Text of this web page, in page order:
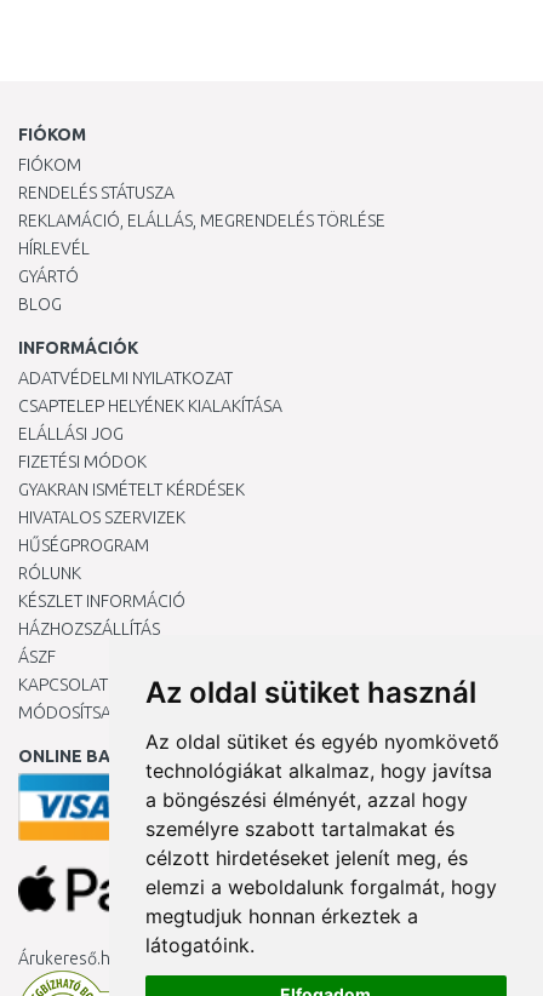
Az oldal sütiket használ
Az oldal sütiket és egyéb nyomkövető
technológiákat alkalmaz, hogy javítsa
a böngészési élményét, azzal hogy
személyre szabott tartalmakat és
célzott hirdetéseket jelenít meg, és
elemzi a weboldalunk forgalmát, hogy
megtudjuk honnan érkeztek a
látogatóink.
FIÓKOM
FIÓKOM
RENDELÉS STÁTUSZA
REKLAMÁCIÓ, ELÁLLÁS, MEGRENDELÉS TÖRLÉSE
HÍRLEVÉL
GYÁRTÓ
BLOG
INFORMÁCIÓK
ADATVÉDELMI NYILATKOZAT
CSAPTELEP HELYÉNEK KIALAKÍTÁSA
ELÁLLÁSI JOG
FIZETÉSI MÓDOK
GYAKRAN ISMÉTELT KÉRDÉSEK
HIVATALOS SZERVIZEK
HŰSÉGPROGRAM
RÓLUNK
KÉSZLET INFORMÁCIÓ
HÁZHOZSZÁLLÍTÁS
ÁSZF
KAPCSOLAT
MÓDOSÍTSA A COOKIE-BEÁLLÍTÁSAIMAT
ONLINE BANKKÁRTYÁVAL
Árukereső.hu